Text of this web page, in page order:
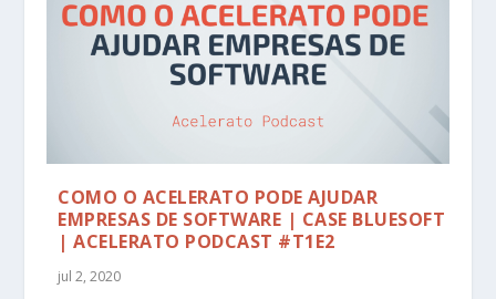
COMO O ACELERATO PODE AJUDAR
EMPRESAS DE SOFTWARE | CASE BLUESOFT
| ACELERATO PODCAST #T1E2
jul 2, 2020